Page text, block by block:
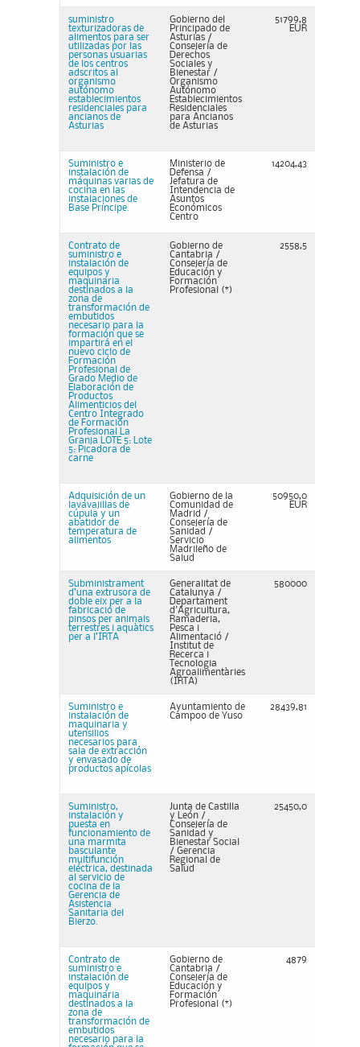
suministro
texturizadoras de
alimentos para ser
utilizadas por las
personas usuarias
de los centros
adscritos al
organismo
autónomo
establecimientos
residenciales para
ancianos de
Asturias
Gobierno del
Principado de
Asturias /
Consejería de
Derechos
Sociales y
Bienestar /
Organismo
Autónomo
Establecimientos
Residenciales
para Ancianos
de Asturias
51799,8
EUR
Suministro e
instalación de
máquinas varias de
cocina en las
instalaciones de
Base Príncipe.
Ministerio de
Defensa /
Jefatura de
Intendencia de
Asuntos
Económicos
Centro
14204,43
Contrato de
suministro e
instalación de
equipos y
maquinaria
destinados a la
zona de
transformación de
embutidos
necesario para la
formación que se
impartirá en el
nuevo ciclo de
Formación
Profesional de
Grado Medio de
Elaboración de
Productos
Alimenticios del
Centro Integrado
de Formación
Profesional La
Granja LOTE 5: Lote
5: Picadora de
carne
Gobierno de
Cantabria /
Consejería de
Educación y
Formación
Profesional (*)
2558,5
Adquisición de un
lavavajillas de
cúpula y un
abatidor de
temperatura de
alimentos
Gobierno de la
Comunidad de
Madrid /
Consejería de
Sanidad /
Servicio
Madrileño de
Salud
50950,0
EUR
Subministrament
d’una extrusora de
doble eix per a la
fabricació de
pinsos per animals
terrestres i aquàtics
per a l’IRTA
Generalitat de
Catalunya /
Departament
d'Agricultura,
Ramaderia,
Pesca i
Alimentació /
Institut de
Recerca i
Tecnologia
Agroalimentàries
(IRTA)
580000
Suministro e
instalación de
maquinaria y
utensilios
necesarios para
sala de extracción
y envasado de
productos apícolas
Ayuntamiento de
Campoo de Yuso
28439,81
Suministro,
instalación y
puesta en
funcionamiento de
una marmita
basculante
multifunción
eléctrica, destinada
al servicio de
cocina de la
Gerencia de
Asistencia
Sanitaria del
Bierzo.
Junta de Castilla
y León /
Consejería de
Sanidad y
Bienestar Social
/ Gerencia
Regional de
Salud
25450,0
Contrato de
suministro e
instalación de
equipos y
maquinaria
destinados a la
zona de
transformación de
embutidos
necesario para la
Gobierno de
Cantabria /
Consejería de
Educación y
Formación
Profesional (*)
4879